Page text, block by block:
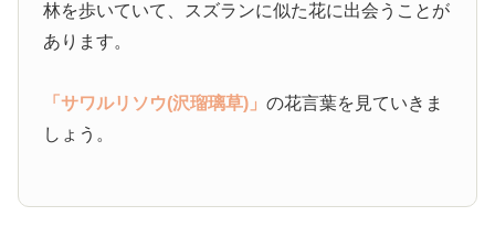
林を歩いていて、スズランに似た花に出会うことが
あります。
「サワルリソウ(沢瑠璃草)」の花言葉を見ていきま
しょう。